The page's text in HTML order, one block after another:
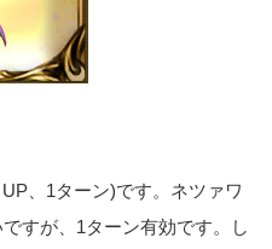
、1ターン)です。ネツァワ
すが、1ターン有効です。し